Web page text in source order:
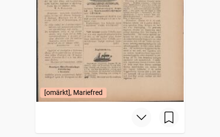
[omärkt], Mariefred